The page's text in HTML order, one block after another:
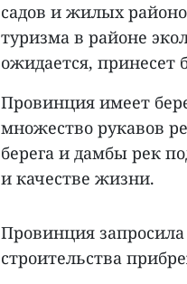
садов и жилых
туризма в районе
ожидается,
Провинция имеет
множество рукавов
берега и дамбы рек
и качестве жизни.
Провинция
строительства